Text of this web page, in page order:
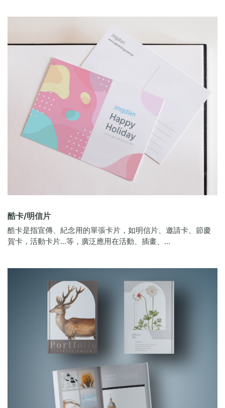
酷卡/明信片
酷卡是指宣傳、紀念用的單張卡片，如明信片、邀請卡、節慶
賀卡，活動卡片...等，廣泛應用在活動、插畫、...